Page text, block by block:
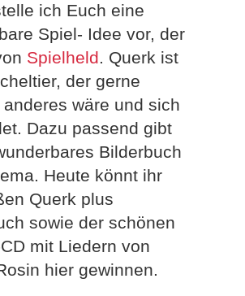
ich Euch eine
Spiel- Idee vor, der
Spielheld. Querk ist
der gerne
wäre und sich
Dazu passend gibt
Bilderbuch
Heute könnt ihr
Querk plus
sowie der schönen
mit Liedern von
hier gewinnen.